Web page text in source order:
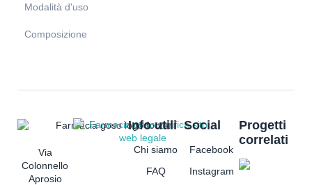
Modalità d'uso
Composizione
Via
Colonnello
Aprosio
Info utili
Chi siamo
FAQ
Social
Facebook
Instagram
Progetti
correlati